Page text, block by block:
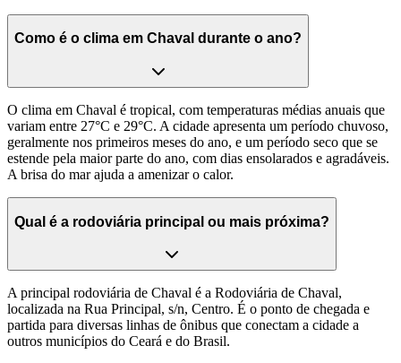
Como é o clima em Chaval durante o ano?
O clima em Chaval é tropical, com temperaturas médias anuais que
variam entre 27°C e 29°C. A cidade apresenta um período chuvoso,
geralmente nos primeiros meses do ano, e um período seco que se
estende pela maior parte do ano, com dias ensolarados e agradáveis.
A brisa do mar ajuda a amenizar o calor.
Qual é a rodoviária principal ou mais próxima?
A principal rodoviária de Chaval é a Rodoviária de Chaval,
localizada na Rua Principal, s/n, Centro. É o ponto de chegada e
partida para diversas linhas de ônibus que conectam a cidade a
outros municípios do Ceará e do Brasil.